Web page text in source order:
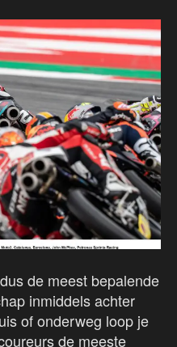
de meest bepalende
inmiddels achter
of onderweg loop je
de meeste